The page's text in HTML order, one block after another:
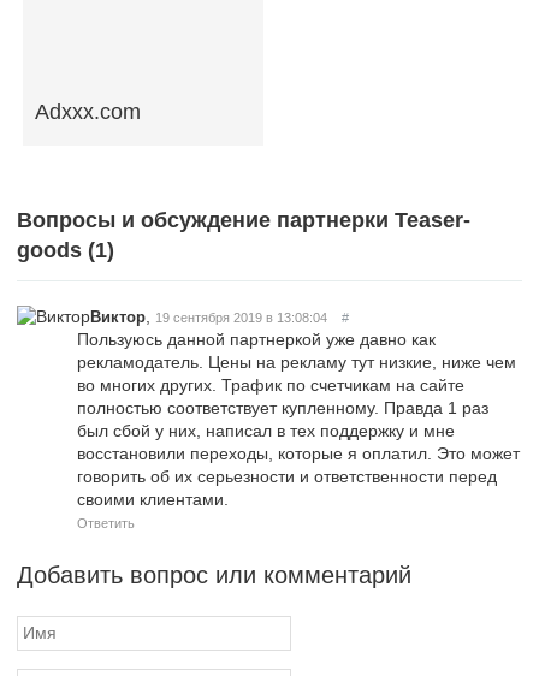
Adxxx.com
Вопросы и обсуждение партнерки Teaser-
goods (1)
Виктор 19 сентября 2019 в 13:08:04 #
Пользуюсь данной партнеркой уже давно как
рекламодатель. Цены на рекламу тут низкие, ниже чем
во многих других. Трафик по счетчикам на сайте
полностью соответствует купленному. Правда 1 раз
был сбой у них, написал в тех поддержку и мне
восстановили переходы, которые я оплатил. Это может
говорить об их серьезности и ответственности перед
своими клиентами.
Ответить
Добавить вопрос или комментарий